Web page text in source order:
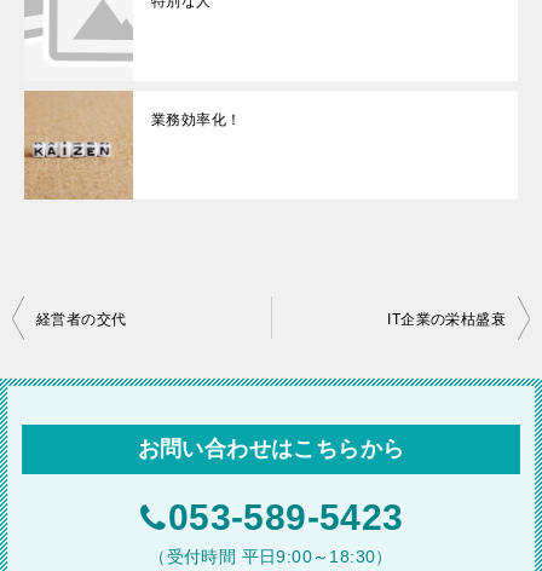
業務効率化！
投
ナ
ビ
ゲ
経営者の交代 IT企業の栄枯盛衰
お問い合わせはこちらから
053-589-5423
（受付時間 平日9:00～18:30）